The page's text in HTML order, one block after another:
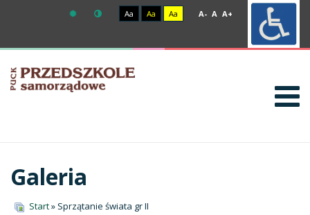
Aa Aa Aa A- A A+
Galeria
Start» Sprzątanie świata gr II